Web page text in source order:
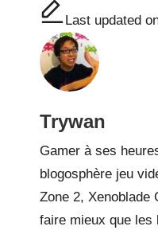
Last updated
Trywan
Gamer à ses
blogosphère jeu
Zone 2, Xenoblade
faire mieux que les